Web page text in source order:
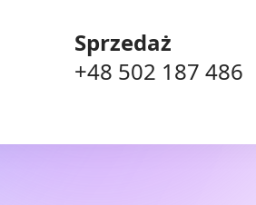
Sprzedaż
+48 502 187 486